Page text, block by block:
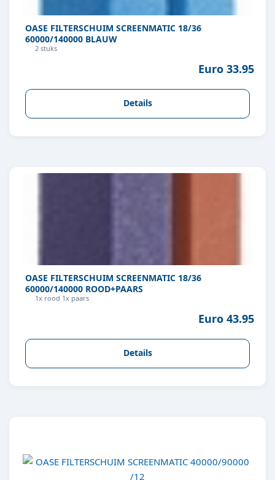
OASE FILTERSCHUIM SCREENMATIC 18/36
60000/140000 BLAUW
2 stuks
Euro 33.95
Details
OASE FILTERSCHUIM SCREENMATIC 18/36
60000/140000 ROOD+PAARS
1x rood 1x paars
Euro 43.95
Details